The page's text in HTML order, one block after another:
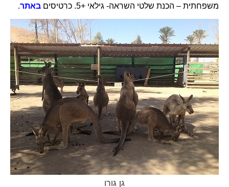
משפחתית – הכנת שלטי השראה- גילאי +5. כרטיסים
באתר.
גן גורו